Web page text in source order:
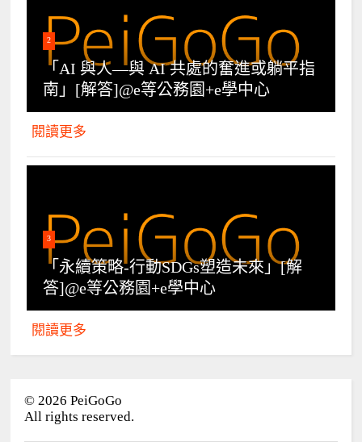
2
「AI 與人—與 AI 共處的奮進或躺平指
南」[解答]@e等公務園+e學中心
閱讀更多
3
「永續策略-行動SDGs塑造未來」[解
答]@e等公務園+e學中心
閱讀更多
©2026 PeiGoGo
All rights reserved.